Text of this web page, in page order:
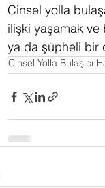
Cinsel yolla
ilişki yaşamak
ya da şüpheli bir
Cinsel Yolla Bulaşıcı